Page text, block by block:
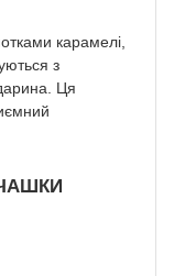
карамелі,
з
Ця